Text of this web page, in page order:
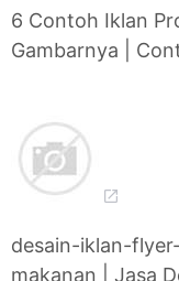
6 Contoh Iklan
Gambarnya |
desain-iklan-
makanan | Jasa